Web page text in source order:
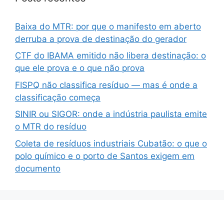
Baixa do MTR: por que o manifesto em aberto
derruba a prova de destinação do gerador
CTF do IBAMA emitido não libera destinação: o
que ele prova e o que não prova
FISPQ não classifica resíduo — mas é onde a
classificação começa
SINIR ou SIGOR: onde a indústria paulista emite
o MTR do resíduo
Coleta de resíduos industriais Cubatão: o que o
polo químico e o porto de Santos exigem em
documento